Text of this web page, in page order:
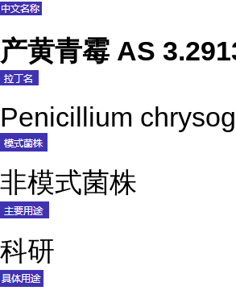
产黄青霉 AS
Penicillium
非模式菌株
科研